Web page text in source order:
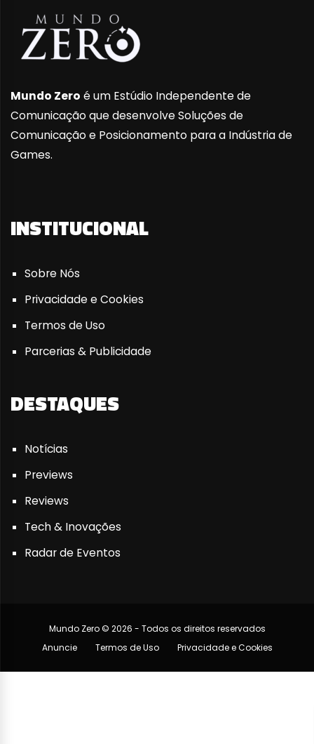
Mundo Zero é um Estúdio Independente de
Comunicação que desenvolve Soluções de
Comunicação e Posicionamento para a Indústria de
Games.
INSTITUCIONAL
Sobre Nós
Privacidade e Cookies
Termos de Uso
Parcerias & Publicidade
DESTAQUES
Notícias
Previews
Reviews
Tech & Inovações
Radar de Eventos
Mundo Zero © 2026 - Todos os direitos reservados
Anuncie
Termos de Uso Privacidade e Cookies